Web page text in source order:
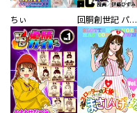
ちぃ 回胴創世記 パチスロを創った男達